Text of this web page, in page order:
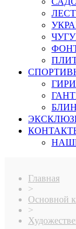
ГИРИ
Главная
>
Основной
>